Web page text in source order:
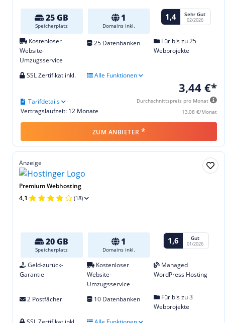
25 GB
Speicherplatz
1
Domains inkl.
1,4 Sehr Gut
02/2026
Kostenloser
Website-
Umzugsservice
25 Datenbanken
Für bis zu 25
Webprojekte
SSL Zertifikat inkl. Alle Funktionen
3,44 €*
Durchschnittspreis pro Monat
13,08 €/Monat
Vertragslaufzeit: 12 Monate
Tarifdetails
ZUM ANBIETER *
Anzeige
Premium Webhosting
4,1 (18)
20 GB
Speicherplatz
1
Domains inkl.
1,6 Gut
01/2026
Geld-zurück-
Garantie
Kostenloser
Website-
Umzugsservice
Managed
WordPress Hosting
2 Postfächer 10 Datenbanken
Für bis zu 3
Webprojekte